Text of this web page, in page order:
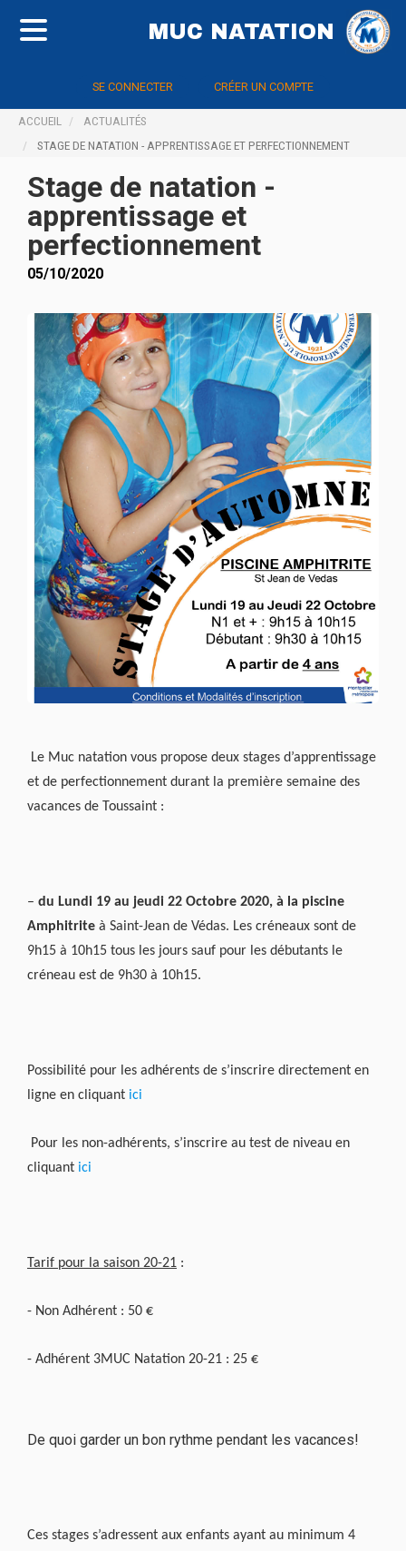
MUC NATATION
SE CONNECTER CRÉER UN COMPTE
ACCUEIL
ACTUALITÉS
STAGE DE NATATION - APPRENTISSAGE ET PERFECTIONNEMENT
Stage de natation -
apprentissage et
perfectionnement
05/10/2020
Le Muc natation vous propose deux stages d’apprentissage
et de perfectionnement durant la première semaine des
vacances de Toussaint :
– du Lundi 19 au jeudi 22 Octobre 2020, à la piscine
Amphitrite à Saint-Jean de Védas. Les créneaux sont de
9h15 à 10h15 tous les jours sauf pour les débutants le
créneau est de 9h30 à 10h15.
Possibilité pour les adhérents de s’inscrire directement en
ligne en cliquant ici
Pour les non-adhérents, s’inscrire au test de niveau en
cliquant ici
Tarif pour la saison 20-21 :
- Non Adhérent : 50 €
- Adhérent 3MUC Natation 20-21 : 25 €
De quoi garder un bon rythme pendant les vacances!
Ces stages s’adressent aux enfants ayant au minimum 4